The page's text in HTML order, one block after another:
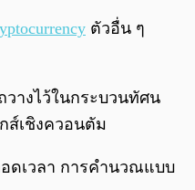
/ 0:00
ตัวอื่น ๆ
างไว้ในกระบวนทัศน
ส์เชิงควอนตัม
ดเวลา การคำนวณแบบ